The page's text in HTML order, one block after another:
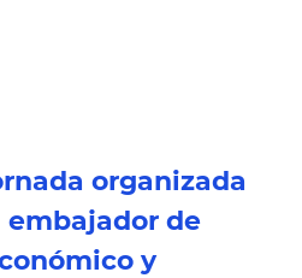
organizada
embajador de
y